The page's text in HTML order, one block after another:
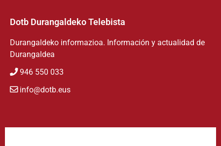
Dotb Durangaldeko Telebista
Durangaldeko informazioa. Información y actualidad de
Durangaldea
946 550 033
info@dotb.eus